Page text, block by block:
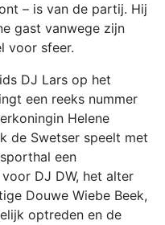
– is van de partij. Hij
gast vanwege zijn
voor sfeer.
DJ Lars op het
een reeks nummer
Helene
de Swetser speelt met
een
DJ DW, het alter
Douwe Wiebe Beek,
optreden en de